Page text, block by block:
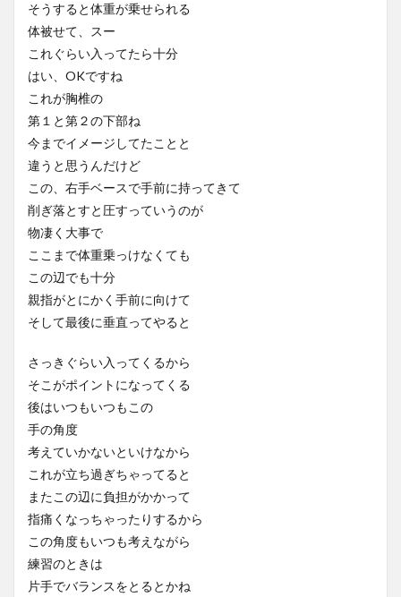
そうすると体重が乗せられる
体被せて、スー
これぐらい入ってたら十分
はい、OKですね
これが胸椎の
第１と第２の下部ね
今までイメージしてたことと
違うと思うんだけど
この、右手ベースで手前に持ってきて
削ぎ落とすと圧すっていうのが
物凄く大事で
ここまで体重乗っけなくても
この辺でも十分
親指がとにかく手前に向けて
そして最後に垂直ってやると
さっきぐらい入ってくるから
そこがポイントになってくる
後はいつもいつもこの
手の角度
考えていかないといけなから
これが立ち過ぎちゃってると
またこの辺に負担がかかって
指痛くなっちゃったりするから
この角度もいつも考えながら
練習のときは
片手でバランスをとるとかね